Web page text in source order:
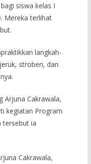
siswa kelas I
Mereka terlihat
langkah-
stroberi, dan
Arjuna Cakrawala,
kegiatan Program
tersebut ia
Cakrawala,